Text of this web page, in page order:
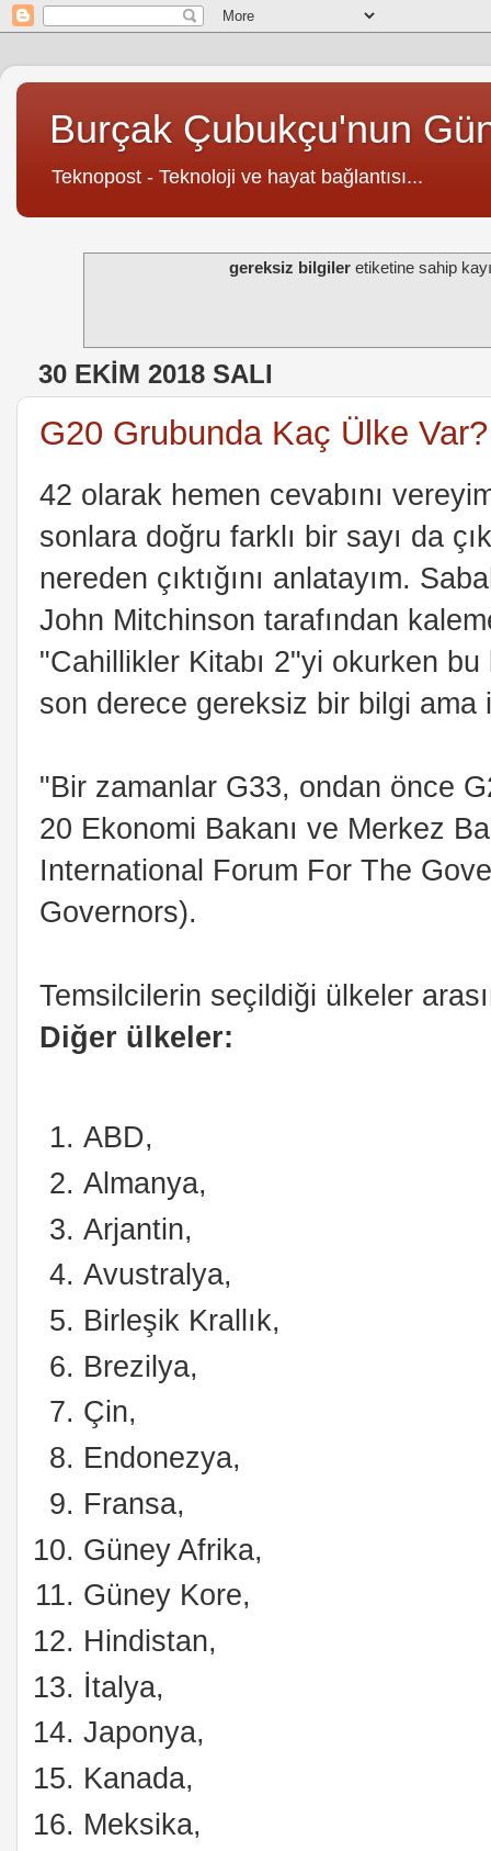
Burçak Çubukçu'nun
Teknopost - Teknoloji ve hayat bağlantısı...
gereksiz bilgileretiketine sahip
30 EKIM 2018 SALI
G20 Grubunda Kaç Ülke Var?
42 olarak hemen cevabını
sonlara doğru farklı bir sayı da
nereden çıktığını anlatayım.
John Mitchinson tarafından
"Cahillikler Kitabı 2"yi okurken
son derece gereksiz bir bilgi ama
"Bir zamanlar G33, ondan önce
20 Ekonomi Bakanı ve Merkez
International Forum For The
Governors).
Temsilcilerin seçildiği ülkeler
Diğer ülkeler:
ABD,
Almanya,
Arjantin,
Avustralya,
Birleşik Krallık,
Brezilya,
Çin,
Endonezya,
Fransa,
Güney Afrika,
Güney Kore,
Hindistan,
İtalya,
Japonya,
Kanada,
Meksika,